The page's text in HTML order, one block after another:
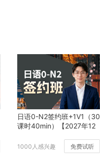
日语0-N2签约班+1V1（30
课时40min）【2027年12
1000人感兴趣 免费试听